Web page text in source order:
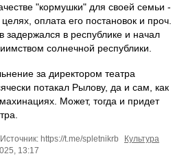
"кормушки" для своей семьи -
оплата его постановок и проч.
в республике и начал
солнечной республики.
за директором театра
потакал Рылову, да и сам, как
Может, тогда и придет
Источник: https://t.me/spletnikrb
Культура
13:17